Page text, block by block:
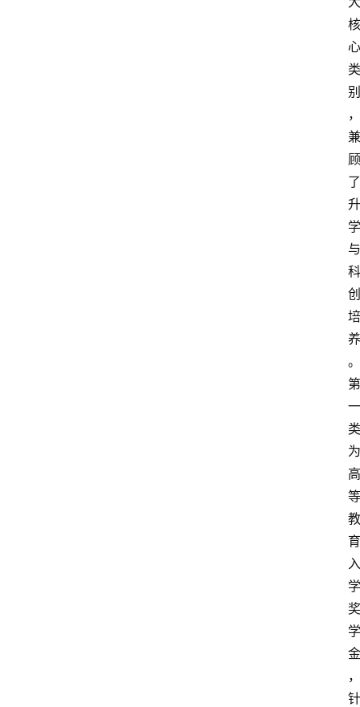
核
心
类
别
，
兼
顾
了
升
学
与
科
创
培
养
。
第
一
类
为
高
等
教
育
入
学
奖
学
金
，
针